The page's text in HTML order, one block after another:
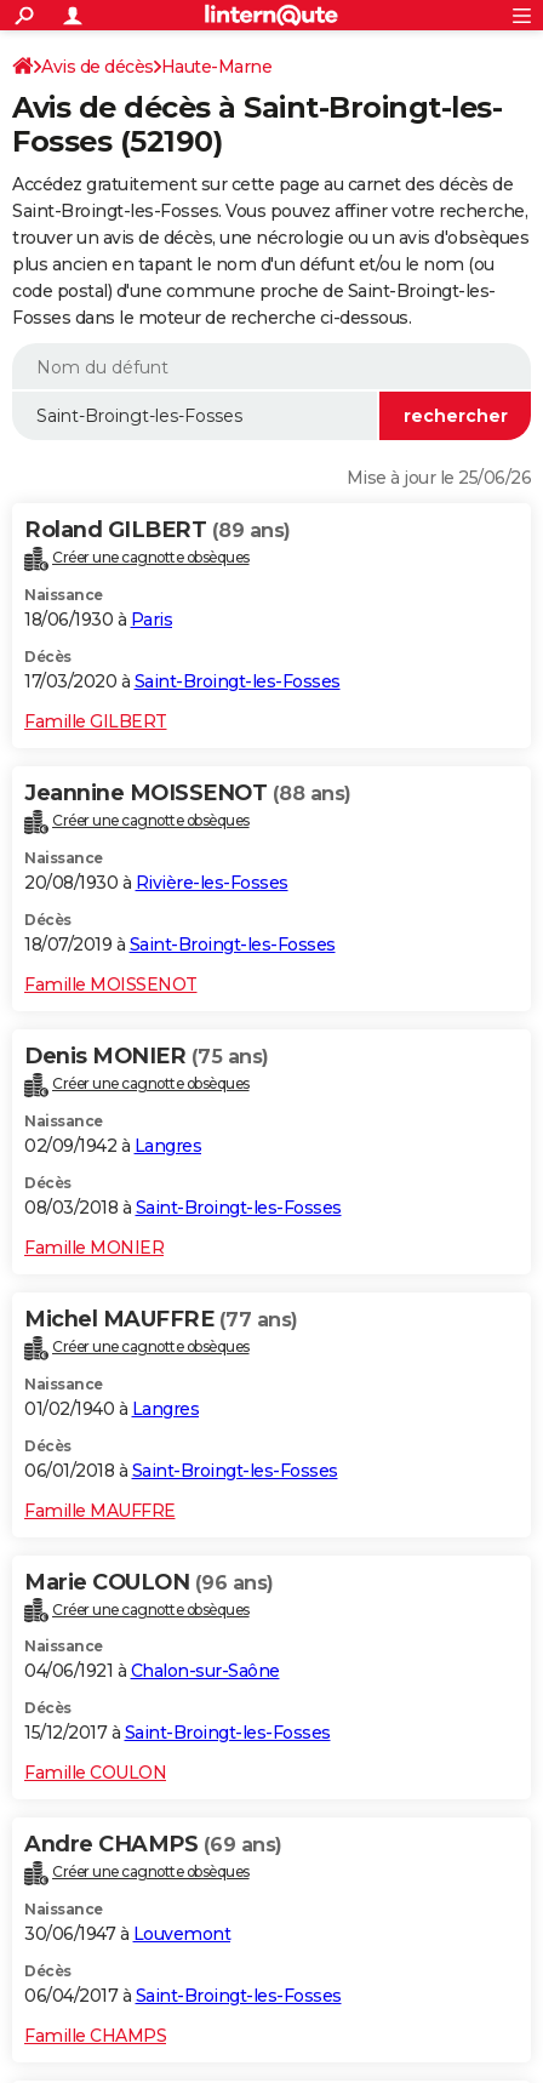
ACTUALITÉS
Politique
Société
Faits Divers
Education
Monde
Villes
+
SPORT
Coupe du monde 2026
Football
Tennis
Cyclisme
Rugby
Forum
FINANCE
Retraite
Impôts
Epargne
Immobilier
Risques naturels par ville
Banque
Assurance
Crédit
Essais
Réserver un essai
Citadines
Berlines
SUV
Forum auto
+
HIGH-TECH
Mobiles
Meilleur smartphone
Internet
Ordinateurs
Jeux vidéo
Guide high-tech
+
BRICOLAGE
Forum
Aménagement intérieur
Extérieur
Cuisine
Salle de bains
Jardinage
Rangement
WEEK-END
Guides de France
Escapades
Patrimoine
Expositions
Musées
Week-end nature
LIFESTYLE
Alimentation
Guide de la santé
Maladies
Médicaments
Sommeil
VOYAGE
Destinations
City break
Voyage nature
Voyage de noces
Forum
Climat
+PHOTO
GUIDES D'ACHAT
BONS PLANS
CARTE DE VOEUX
Dictionnaire
Biographies
Citations
Expressions
Proverbes
PROGRAMME TV
COPAINS D'AVANT
S'inscrire
Se connecter
Lycées
Collèges
Primaires
Universités
Entreprises
Service militaire
Avis de recherche
AVIS DE DÉCÈS
S'inscrire
Connexion
Avis de décès Haute-Marne
Avis de décès à Saint-Broingt-les-
Fosses (52190)
Accédez gratuitement sur cette page au carnet des décès de
Saint-Broingt-les-Fosses. Vous pouvez affiner votre recherche,
trouver un avis de décès, une nécrologie ou un avis d'obsèques
plus ancien en tapant le nom d'un défunt et/ou le nom (ou
code postal) d'une commune proche de Saint-Broingt-les-
Fosses dans le moteur de recherche ci-dessous.
Mise à jour le 25/06/26
Roland GILBERT (89 ans)
Créer une cagnotte obsèques
Naissance
18/06/1930 à Paris
Décès
17/03/2020 à Saint-Broingt-les-Fosses
Famille GILBERT
Jeannine MOISSENOT (88 ans)
Créer une cagnotte obsèques
Naissance
20/08/1930 à Rivière-les-Fosses
Décès
18/07/2019 à Saint-Broingt-les-Fosses
Famille MOISSENOT
Denis MONIER (75 ans)
Créer une cagnotte obsèques
Naissance
02/09/1942 à Langres
Décès
08/03/2018 à Saint-Broingt-les-Fosses
Famille MONIER
Michel MAUFFRE (77 ans)
Créer une cagnotte obsèques
Naissance
01/02/1940 à Langres
Décès
06/01/2018 à Saint-Broingt-les-Fosses
Famille MAUFFRE
Marie COULON (96 ans)
Créer une cagnotte obsèques
Naissance
04/06/1921 à Chalon-sur-Saône
Décès
15/12/2017 à Saint-Broingt-les-Fosses
Famille COULON
Andre CHAMPS (69 ans)
Créer une cagnotte obsèques
Naissance
30/06/1947 à Louvemont
Décès
06/04/2017 à Saint-Broingt-les-Fosses
Famille CHAMPS